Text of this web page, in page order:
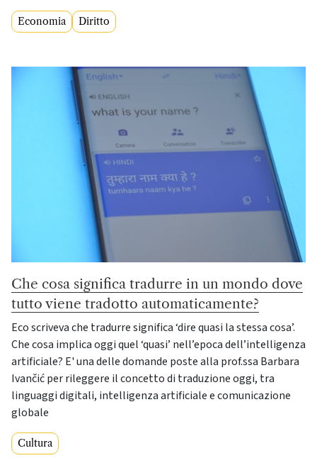
Economia Diritto
Che cosa significa tradurre in un mondo dove
tutto viene tradotto automaticamente?
Eco scriveva che tradurre significa ‘dire quasi la stessa cosa’.
Che cosa implica oggi quel ‘quasi’ nell’epoca dell’intelligenza
artificiale? E' una delle domande poste alla prof.ssa Barbara
Ivančić per rileggere il concetto di traduzione oggi, tra
linguaggi digitali, intelligenza artificiale e comunicazione
globale
Cultura